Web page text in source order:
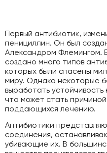
Первый антибиотик,
пенициллин. Он был
Александром Флемингом.
создано много типов
которых были спасены
миру. Однако некоторые
выработать
что может стать
поддающихся лечению.
Антибиотики
соединения,
убивающие их. В